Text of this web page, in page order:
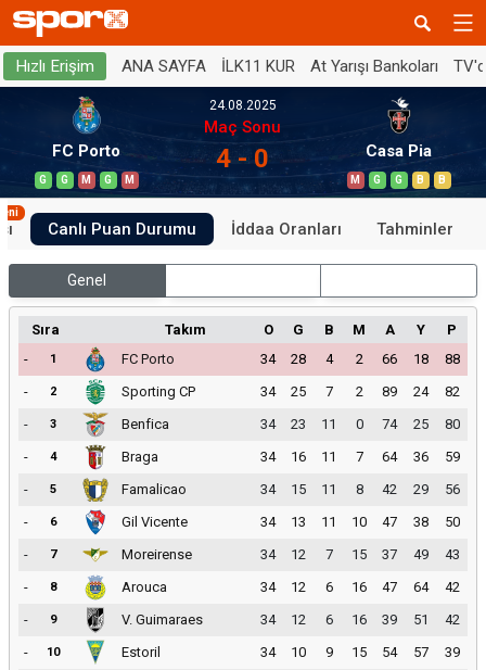
Hızlı Erişim ANA SAYFA İLK11 KUR At Yarışı Bankoları
FC Porto
G G M G M
24.08.2025
Maç Sonu
4 - 0 Casa Pia
M G G B B
Canlı Puan Durumu İddaa Oranları Tahminler
Genel
Sıra Takım O G B M A Y
P
-
1 FC Porto 34 28 4 2 66 18
88
-
2 Sporting CP 34 25 7 2 89 24
82
-
3 Benfica 34 23 11 0 74 25
80
-
4 Braga 34 16 11 7 64 36
59
-
5 Famalicao 34 15 11 8 42 29
56
-
6 Gil Vicente 34 13 11 10 47 38
50
-
7 Moreirense 34 12 7 15 37 49
43
-
8 Arouca 34 12 6 16 47 64
42
-
9 V. Guimaraes 34 12 6 16 39 51
42
-
10 Estoril 34 10 9 15 54 57
39